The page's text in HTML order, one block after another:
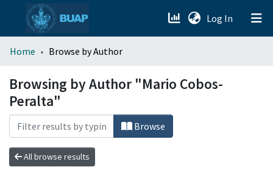
Log In (current)
menu.section.about_menu
All of DSpace
Home Browse by Author
Browsing by Author "Mario Cobos-
Peralta"
Browse
All browse results